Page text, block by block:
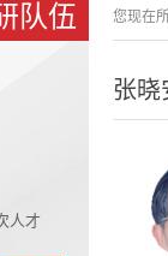
队伍 您现在
人才
张晓